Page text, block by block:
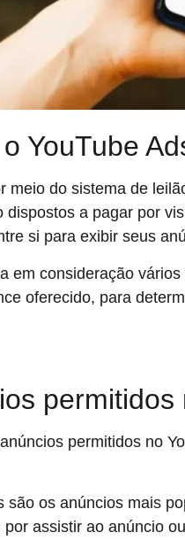
YouTube
meio do sistema de
dispostos a pagar por
si para exibir seus
em consideração
oferecido, para
permitidos
permitidos no
são os anúncios mais
assistir ao anúncio